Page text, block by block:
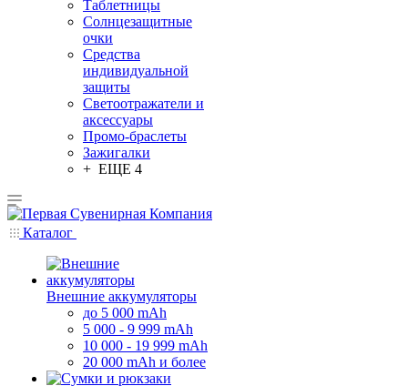
Таблетницы
Солнцезащитные
очки
Средства
индивидуальной
защиты
Светоотражатели и
аксессуары
Промо-браслеты
Зажигалки
+ ЕЩЕ 4
Каталог
Внешние аккумуляторы
до 5 000 mAh
5 000 - 9 999 mAh
10 000 - 19 999 mAh
20 000 mAh и более